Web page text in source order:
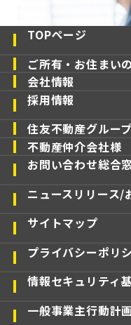
TOPページ
ご所有・お住まい
会社情報
採用情報
住友不動産グルー
不動産仲介会社様
お問い合わせ総合
ニュースリリース/
サイトマップ
プライバシーポリ
情報セキュリティ
一般事業主行動計